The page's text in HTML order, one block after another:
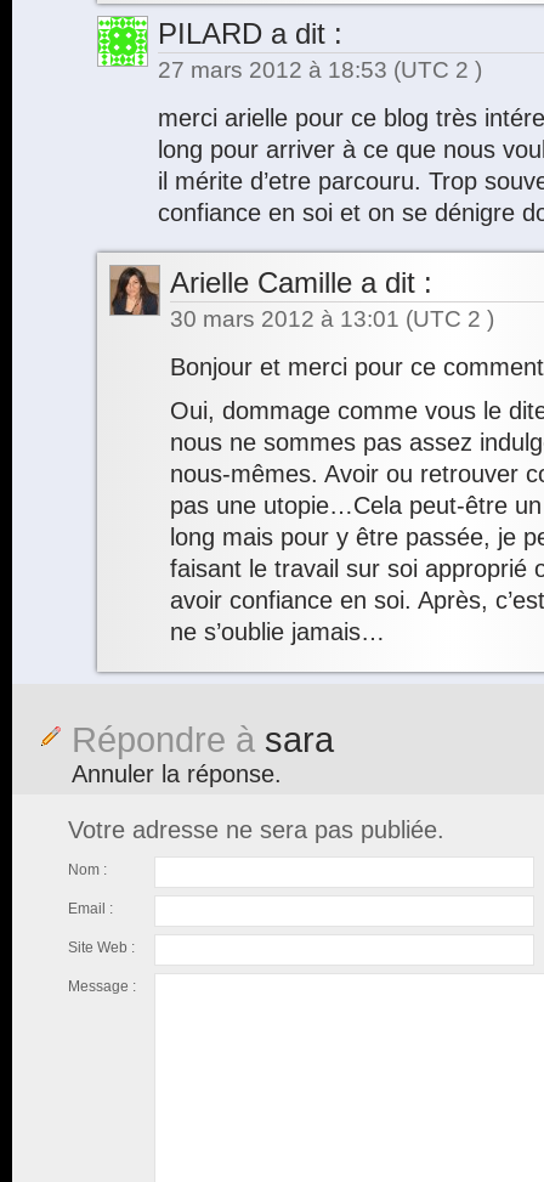
PILARD a dit :
27 mars 2012 à 18:53 (UTC 2 )
merci arielle pour ce blog très
long pour arriver à ce que nous
il mérite d’etre parcouru. Trop
confiance en soi et on se dénigre
Arielle Camille a dit :
30 mars 2012 à 13:01 (UTC 2 )
Bonjour et merci pour ce
Oui, dommage comme vous le
nous ne sommes pas assez
nous-mêmes. Avoir ou retrouver
pas une utopie…Cela peut-être
long mais pour y être passée, je
faisant le travail sur soi approprié
avoir confiance en soi. Après,
ne s’oublie jamais…
Répondre à sara
Annuler la réponse.
Votre adresse ne sera pas publiée.
Nom :
Email :
Site Web :
Message :